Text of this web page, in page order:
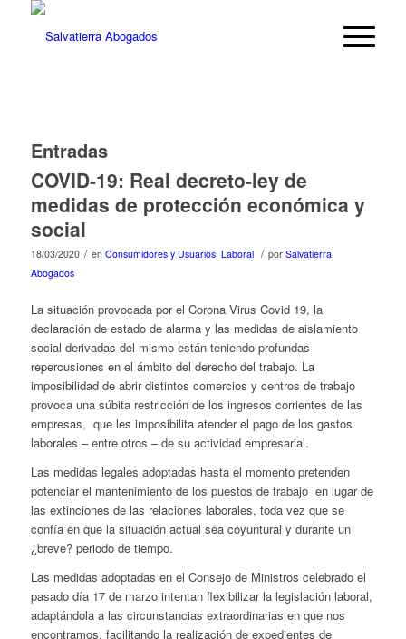
Entradas
COVID-19: Real decreto-ley de
medidas de protección económica y
social
18/03/2020 / en Consumidores y Usuarios, Laboral / por Salvatierra
Abogados
La situación provocada por el Corona Virus Covid 19, la
declaración de estado de alarma y las medidas de aislamiento
social derivadas del mismo están teniendo profundas
repercusiones en el ámbito del derecho del trabajo. La
imposibilidad de abrir distintos comercios y centros de trabajo
provoca una súbita restricción de los ingresos corrientes de las
empresas, que les imposibilita atender el pago de los gastos
laborales – entre otros – de su actividad empresarial.
Las medidas legales adoptadas hasta el momento pretenden
potenciar el mantenimiento de los puestos de trabajo en lugar de
las extinciones de las relaciones laborales, toda vez que se
confía en que la situación actual sea coyuntural y durante un
¿breve? periodo de tiempo.
Las medidas adoptadas en el Consejo de Ministros celebrado el
pasado día 17 de marzo intentan flexibilizar la legislación laboral,
adaptándola a las circunstancias extraordinarias en que nos
encontramos, facilitando la realización de expedientes de